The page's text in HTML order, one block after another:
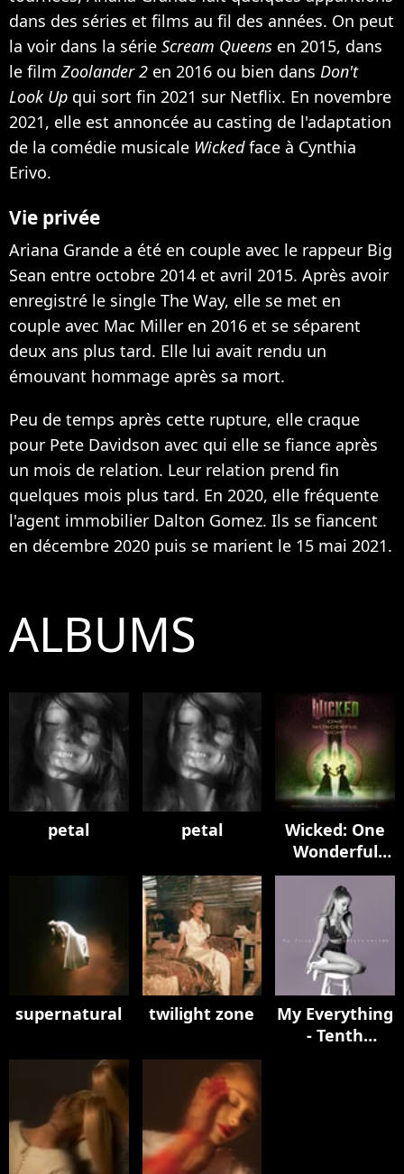
dans des séries et films au fil des années. On peut
la voir dans la série Scream Queens en 2015, dans
le film Zoolander 2 en 2016 ou bien dans Don't
Look Up qui sort fin 2021 sur Netflix. En novembre
2021, elle est annoncée au casting de l'adaptation
de la comédie musicale Wickedface à Cynthia
Erivo.
Vie privée
Ariana Grande a été en couple avec le rappeur Big
Sean entre octobre 2014 et avril 2015. Après avoir
enregistré le single The Way, elle se met en
couple avec Mac Miller en 2016 et se séparent
deux ans plus tard. Elle lui avait rendu un
émouvant hommage après sa mort.
Peu de temps après cette rupture, elle craque
pour Pete Davidson avec qui elle se fiance après
un mois de relation. Leur relation prend fin
quelques mois plus tard. En 2020, elle fréquente
l'agent immobilier Dalton Gomez. Ils se fiancent
en décembre 2020 puis se marient le 15 mai 2021.
ALBUMS
petal petal
Wicked: One
Wonderful
Night (Live) –
The
Soundtrack
supernatural twilight zone
My Everything
- Tenth